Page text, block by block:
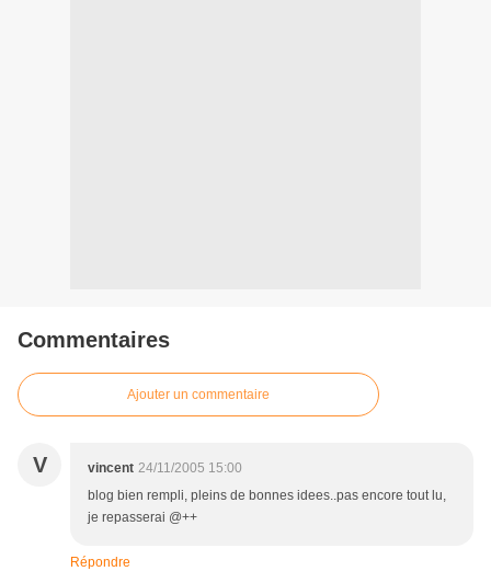
Commentaires
Ajouter un commentaire
V vincent 24/11/2005 15:00
blog bien rempli, pleins de bonnes idees..pas encore tout lu,
je repasserai @++
Répondre